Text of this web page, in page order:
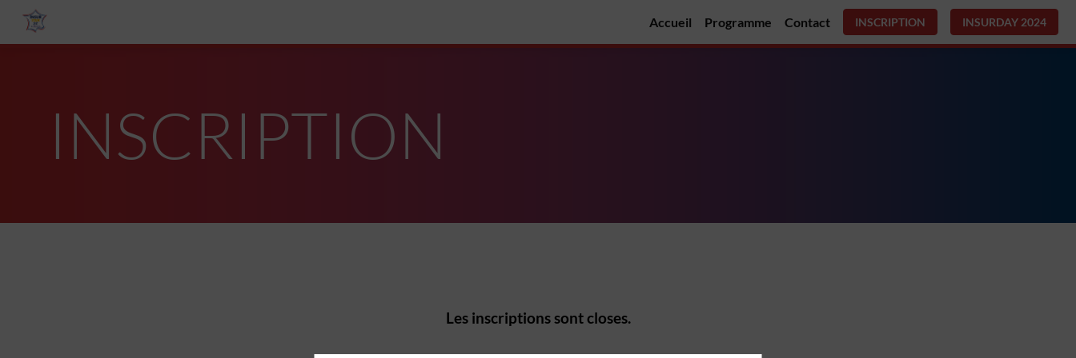
Accueil Programme Contact INSCRIPTION INSURDAY 2024
INSCRIPTION
Les inscriptions sont closes.